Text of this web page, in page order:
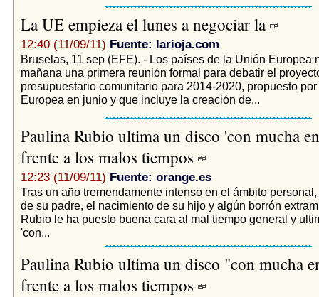
La UE empieza el lunes a negociar la
12:40 (11/09/11) Fuente: larioja.com
Bruselas, 11 sep (EFE). - Los países de la Unión Europea
mañana una primera reunión formal para debatir el
presupuestario comunitario para 2014-2020, propuesto
Europea en junio y que incluye la creación de...
Paulina Rubio ultima un disco 'con mucha
frente a los malos tiempos
12:23 (11/09/11) Fuente: orange.es
Tras un año tremendamente intenso en el ámbito
de su padre, el nacimiento de su hijo y algún borrón
Rubio le ha puesto buena cara al mal tiempo general y
'con...
Paulina Rubio ultima un disco "con mucha
frente a los malos tiempos